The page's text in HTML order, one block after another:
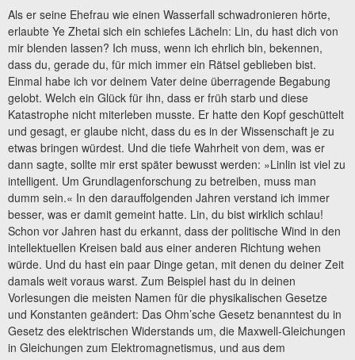
Als er seine Ehefrau wie einen Wasserfall schwadronieren hörte,
erlaubte Ye Zhetai sich ein schiefes Lächeln: Lin, du hast dich von
mir blenden lassen? Ich muss, wenn ich ehrlich bin, bekennen,
dass du, gerade du, für mich immer ein Rätsel geblieben bist.
Einmal habe ich vor deinem Vater deine überragende Begabung
gelobt. Welch ein Glück für ihn, dass er früh starb und diese
Katastrophe nicht miterleben musste. Er hatte den Kopf geschüttelt
und gesagt, er glaube nicht, dass du es in der Wissenschaft je zu
etwas bringen würdest. Und die tiefe Wahrheit von dem, was er
dann sagte, sollte mir erst später bewusst werden: »Linlin ist viel zu
intelligent. Um Grundlagenforschung zu betreiben, muss man
dumm sein.« In den darauffolgenden Jahren verstand ich immer
besser, was er damit gemeint hatte. Lin, du bist wirklich schlau!
Schon vor Jahren hast du erkannt, dass der politische Wind in den
intellektuellen Kreisen bald aus einer anderen Richtung wehen
würde. Und du hast ein paar Dinge getan, mit denen du deiner Zeit
damals weit voraus warst. Zum Beispiel hast du in deinen
Vorlesungen die meisten Namen für die physikalischen Gesetze
und Konstanten geändert: Das Ohm’sche Gesetz benanntest du in
Gesetz des elektrischen Widerstands um, die Maxwell-Gleichungen
in Gleichungen zum Elektromagnetismus, und aus dem